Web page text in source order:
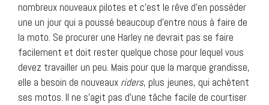
nombreux nouveaux pilotes et c’est le rêve d’en posséder
une un jour qui a poussé beaucoup d’entre nous à faire de
la moto. Se procurer une Harley ne devrait pas se faire
facilement et doit rester quelque chose pour lequel vous
devez travailler un peu. Mais pour que la marque grandisse,
elle a besoin de nouveaux riders, plus jeunes, qui achètent
ses motos. Il ne s’agit pas d’une tâche facile de courtiser